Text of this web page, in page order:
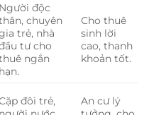
Người độc
chuyên
trẻ, nhà
tư cho
ngắn
hạn.
Cho thuê
sinh lời
cao, thanh
khoản tốt.
đôi trẻ,
An cư lý